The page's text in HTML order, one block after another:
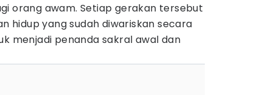
orang awam. Setiap gerakan tersebut
hidup yang sudah diwariskan secara
menjadi penanda sakral awal dan